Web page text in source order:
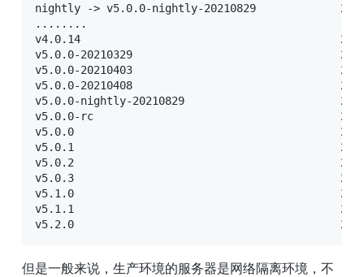
nightly -> v5.0.0-nightly-20210829             2021-
........
v4.0.14                                        2021-07-
v5.0.0-20210329                                2021-
v5.0.0-20210403                                2021-
v5.0.0-20210408                                2021-
v5.0.0-nightly-20210829                        2021-
v5.0.0-rc                                      2021-01-
v5.0.0                                         2021-04-
v5.0.1                                         2021-04-
v5.0.2                                         2021-06-
v5.0.3                                         2021-07-
v5.1.0                                         2021-06-
v5.1.1                                         2021-07-
v5.2.0                                         2021-08-
但是一般来说，生产环境的服务器是网络隔离环境，不